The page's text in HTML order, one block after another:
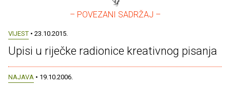
– POVEZANI SADRŽAJ –
VIJEST • 23.10.2015.
Upisi u riječke radionice kreativnog pisanja
NAJAVA • 19.10.2006.